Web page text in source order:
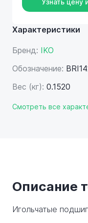
Характеристики
Бренд: IKO
Обозначение:
Вес (кг): 0.1520
Смотреть все
Узнать цену
Описание
Игольчатые